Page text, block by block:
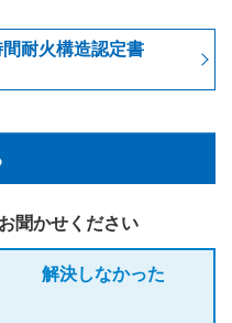
耐火構造認定書
聞かせください
解決しなかった